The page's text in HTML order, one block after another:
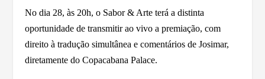
No dia 28, às 20h, o Sabor & Arte terá a distinta
oportunidade de transmitir ao vivo a premiação, com
direito à tradução simultânea e comentários de Josimar,
diretamente do Copacabana Palace.